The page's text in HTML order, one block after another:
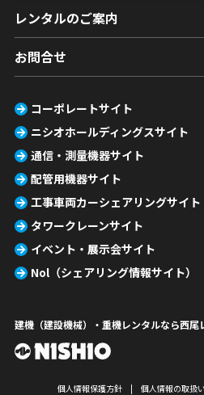
レンタルのご案内
お問合せ
コーポレートサイト
ニシオホールディングスサイト
通信・測量機器サイト
配管用機器サイト
工事車両カーシェアリングサイト
タワークレーンサイト
イベント・展示会サイト
Nol（シェアリング情報サイト）
建機（建設機械）・重機レンタルなら西尾
個人情報保護方針 個人情報の取扱